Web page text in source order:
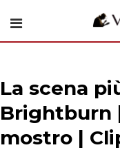
La scena
Brightburn
mostro |